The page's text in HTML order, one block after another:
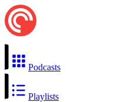
Podcasts
Playlists